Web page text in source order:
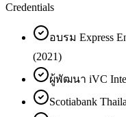
Credentials
อบรม Express
(2021)
ผู้พัฒนา iVC
Scotiabank